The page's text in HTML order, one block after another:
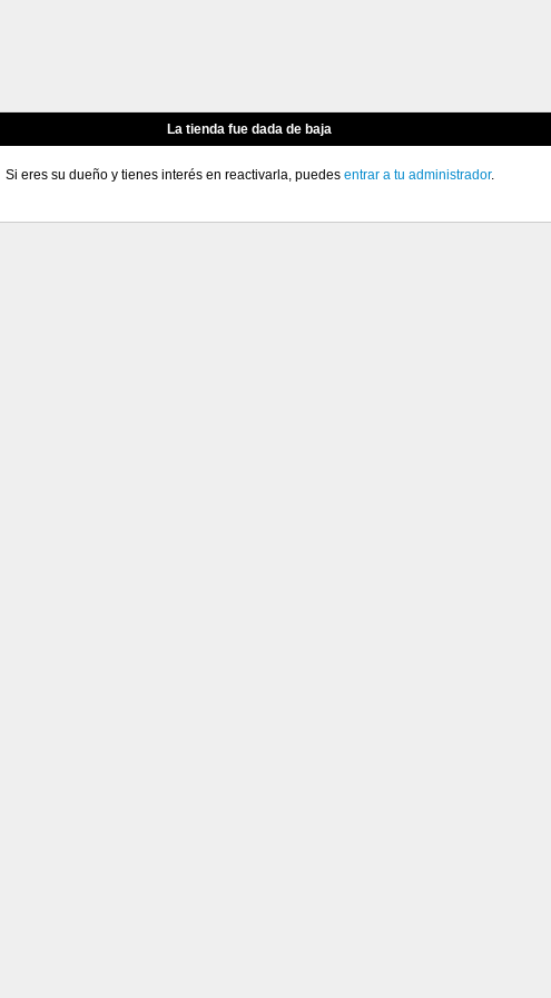
La tienda fue dada de baja
Si eres su dueño y tienes interés en reactivarla, puedes entrar a tu administrador.